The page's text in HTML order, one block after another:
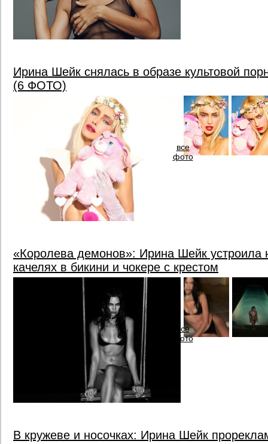
Ирина Шейк снялась в образе культовой
(6 ФОТО)
все
фото
«Королева демонов»: Ирина Шейк устроила
качелях в бикини и чокере с крестом
все
фото
В кружеве и носочках: Ирина Шейк